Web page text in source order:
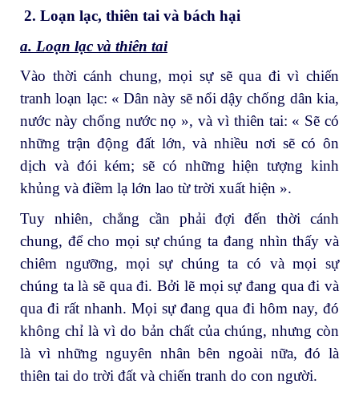
2. Loạn lạc, thiên tai và bách hại
a. Loạn lạc và thiên tai
Vào thời cánh chung, mọi sự sẽ qua đi vì chiến
tranh loạn lạc: « Dân này sẽ nổi dậy chống dân kia,
nước này chống nước nọ », và vì thiên tai: « Sẽ có
những trận động đất lớn, và nhiều nơi sẽ có ôn
dịch và đói kém; sẽ có những hiện tượng kinh
khủng và điềm lạ lớn lao từ trời xuất hiện ».
Tuy nhiên, chẳng cần phải đợi đến thời cánh
chung, để cho mọi sự chúng ta đang nhìn thấy và
chiêm ngưỡng, mọi sự chúng ta có và mọi sự
chúng ta là sẽ qua đi. Bởi lẽ mọi sự đang qua đi và
qua đi rất nhanh. Mọi sự đang qua đi hôm nay, đó
không chỉ là vì do bản chất của chúng, nhưng còn
là vì những nguyên nhân bên ngoài nữa, đó là
thiên tai do trời đất và chiến tranh do con người.